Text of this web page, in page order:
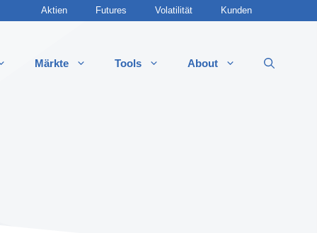
Aktien Futures Volatilität Kunden
Märkte Tools About